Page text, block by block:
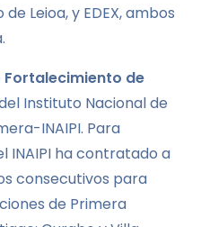
Leioa, y EDEX, ambos
Fortalecimiento de
Instituto Nacional de
INAIPI. Para
INAIPI ha contratado a
consecutivos para
de Primera